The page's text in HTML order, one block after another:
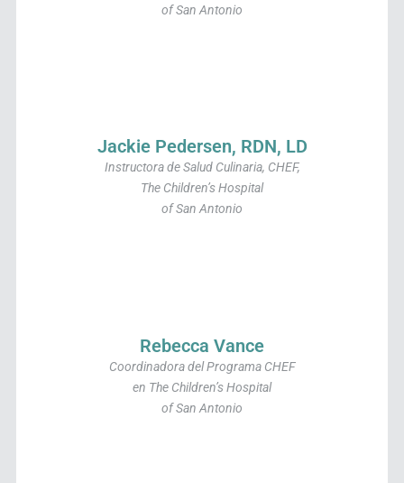
of San Antonio
Jackie Pedersen, RDN, LD
Instructora de Salud Culinaria, CHEF,
The Children’s Hospital
of San Antonio
Rebecca Vance
Coordinadora del Programa CHEF
en The Children’s Hospital
of San Antonio